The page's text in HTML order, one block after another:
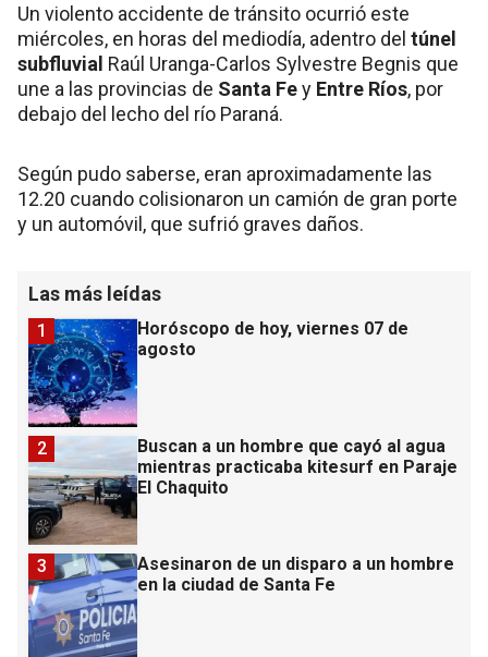
Un violento accidente de tránsito ocurrió este
miércoles, en horas del mediodía, adentro del túnel
subfluvial Raúl Uranga-Carlos Sylvestre Begnis que
une a las provincias de Santa Fey Entre Ríos, por
debajo del lecho del río Paraná.
Según pudo saberse, eran aproximadamente las
12.20 cuando colisionaron un camión de gran porte
y un automóvil, que sufrió graves daños.
Las más leídas
Horóscopo de hoy, viernes 07 de
agosto
1
Buscan a un hombre que cayó al agua
mientras practicaba kitesurf en Paraje
El Chaquito
2
Asesinaron de un disparo a un hombre
en la ciudad de Santa Fe
3